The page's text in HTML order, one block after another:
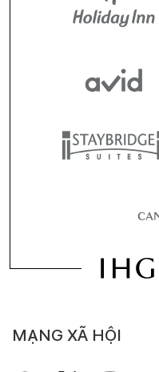
MẠNG XÃ HỘI